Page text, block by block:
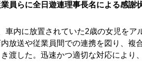
員らに全日遊連理事長名による感謝
車内に放置されていた2歳の女児をア
放送や従業員間での連携を図り、複
渡した。迅速かつ適切な対応により